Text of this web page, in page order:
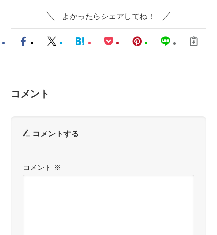
よかったらシェアしてね！
コメント
コメントする
コメント ※